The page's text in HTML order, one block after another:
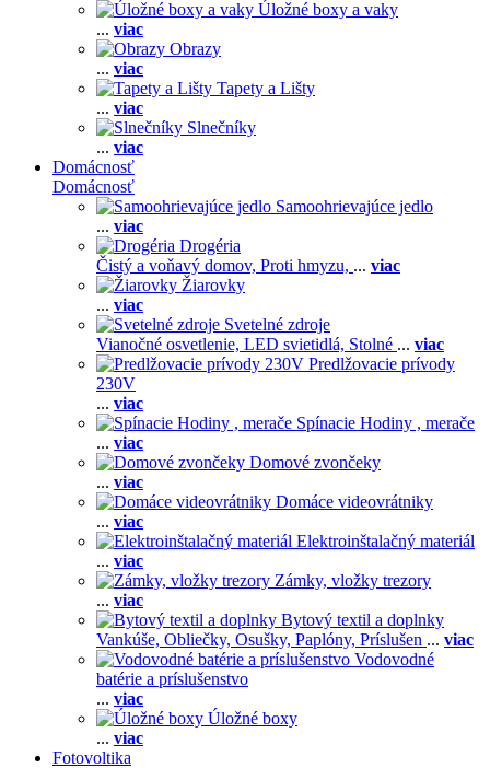
Úložné boxy a vaky
... viac
Obrazy
... viac
Tapety a Lišty
... viac
Slnečníky
... viac
Domácnosť
Domácnosť
Samoohrievajúce jedlo
... viac
Drogéria
Čistý a voňavý domov, Proti hmyzu, ... viac
Žiarovky
... viac
Svetelné zdroje
Vianočné osvetlenie, LED svietidlá, Stolné ... viac
Predlžovacie prívody
230V
... viac
Spínacie Hodiny , merače
... viac
Domové zvončeky
... viac
Domáce videovrátniky
... viac
Elektroinštalačný materiál
... viac
Zámky, vložky trezory
... viac
Bytový textil a doplnky
Vankúše, Obliečky, Osušky, Paplóny, Príslušen ... viac
Vodovodné
batérie a príslušenstvo
... viac
Úložné boxy
... viac
Fotovoltika